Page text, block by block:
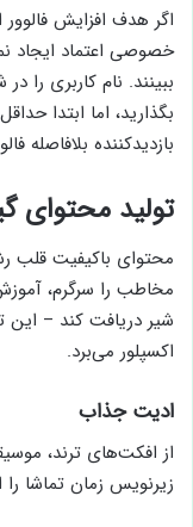
اگر هدف افزایش
خصوصی اعتماد ایجاد
ببینند. نام کاربری را
بازدیدکننده بلافاصله
تولید محتوای
محتوای باکیفیت قلب
مخاطب را سرگرم،
شیر دریافت کند – این
اکسپلور می‌برد.
ادیت جذاب
از افکت‌های ترند،
زیرنویس زمان تماشا